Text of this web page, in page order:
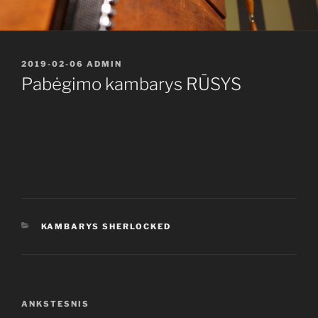
PASKELBTA
2019-02-06 ADMIN
Pabėgimo kambarys RŪSYS
KATEGORIJOS
KAMBARYS SHERLOCKED
Navigacija
Ankstesnis
ANKSTESNIS